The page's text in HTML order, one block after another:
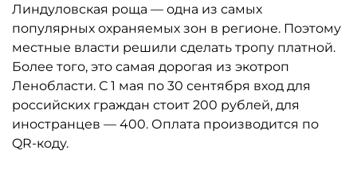
Линдуловская роща — одна из самых
популярных охраняемых зон в регионе. Поэтому
местные власти решили сделать тропу платной.
Более того, это самая дорогая из экотроп
Ленобласти. С 1 мая по 30 сентября вход для
российских граждан стоит 200 рублей, для
иностранцев — 400. Оплата производится по
QR-коду.